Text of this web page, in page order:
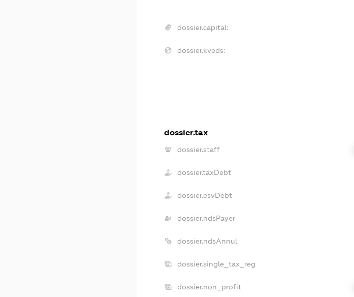
dossier.capital:
dossier.kveds:
dossier.tax
dossier.staff
dossier.taxDebt
dossier.esvDebt
dossier.ndsPayer
dossier.ndsAnnul
dossier.single_tax_reg
dossier.non_profit